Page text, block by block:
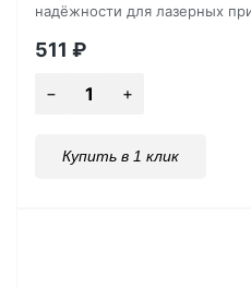
надёжности для лазерных
511 ₽
Купить в 1 клик